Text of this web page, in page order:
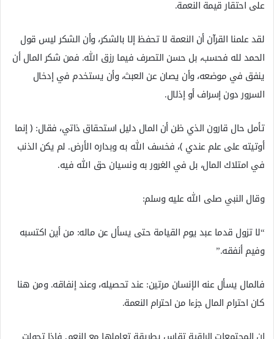
على احتقار قيمة النعمة.
لقد علمنا القرآن أن النعمة لا تحفظ إلا بالشكر، وأن الشكر ليس قول
الحمد لله فحسب، بل حسن التصرف فيما رزق الله. فمن شكر المال أن
ينفق في موضعه، وأن يصان عن العبث، وأن يستخدم في إدخال
السرور دون إسراف أو إذلال.
تأمل حال قارون الذي ظن أن المال دليل استحقاق ذاتي، فقال: ﴿ إنما
أوتيته على علم عندي ﴾، فخسف الله به وبداره الأرض. لم يكن الذنب
في امتلاك المال، بل في الغرور به ونسيان حق الله فيه.
وقال النبي صلى الله عليه وسلم:
“لا تزول قدما عبد يوم القيامة حتى يسأل عن ماله: من أين اكتسبه
وفيم أنفقه.”
فالمال يسأل عنه الإنسان مرتين: عند تحصيله، وعند إنفاقه. ومن هنا
كان احترام المال جزءا من احترام النعمة.